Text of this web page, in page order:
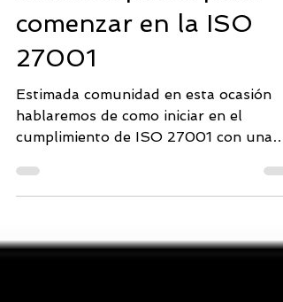
sencillos pasos para
comenzar en la ISO
27001
Estimada comunidad en esta ocasión
hablaremos de como iniciar en el
cumplimiento de ISO 27001 con una